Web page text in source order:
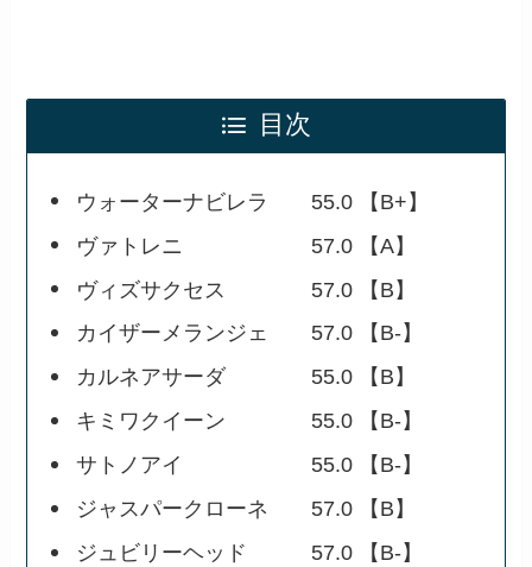
目次
ウォーターナビレラ 55.0 【B+】
ヴァトレニ 57.0 【A】
ヴィズサクセス 57.0 【B】
カイザーメランジェ 57.0 【B-】
カルネアサーダ 55.0 【B】
キミワクイーン 55.0 【B-】
サトノアイ 55.0 【B-】
ジャスパークローネ 57.0 【B】
ジュビリーヘッド 57.0 【B-】